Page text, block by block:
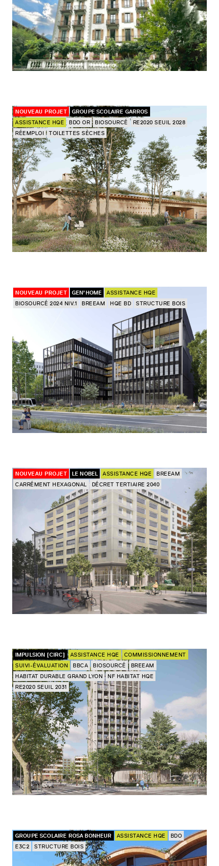
NOUVEAU PROJET
GROUPE SCOLAIRE GARROS
ASSISTANCE HQE
BDO OR BIOSOURCÉ
RE2020 SEUIL 2028
RÉEMPLOI
TOILETTES SÈCHES
NOUVEAU PROJET GEN’HOME
ASSISTANCE HQE
BIOSOURCÉ 2024 NIV.1
BREEAM HQE BD STRUCTURE BOIS
NOUVEAU PROJET LE NOBEL ASSISTANCE HQE
BREEAM
CARRÉMENT HEXAGONAL
DÉCRET TERTIAIRE 2040
IMPULSION [CIRC] ASSISTANCE HQE
COMMISSIONNEMENT
SUIVI-ÉVALUATION
BBCA BIOSOURCÉ
BREEAM
HABITAT DURABLE GRAND LYON
NF HABITAT HQE
RE2020 SEUIL 2031
GROUPE SCOLAIRE ROSA BONHEUR ASSISTANCE HQE
BDO
E3C2
STRUCTURE BOIS